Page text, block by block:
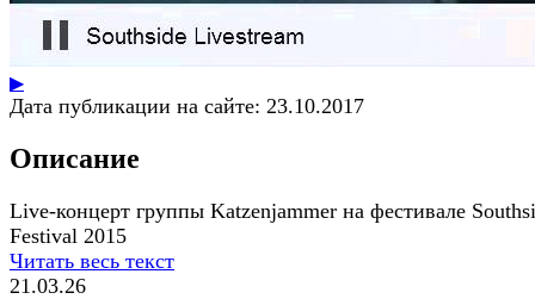
▶
Дата публикации на сайте: 23.10.2017
Описание
Live-концерт группы Katzenjammer на фестивале
Festival 2015
Читать весь текст
21.03.26